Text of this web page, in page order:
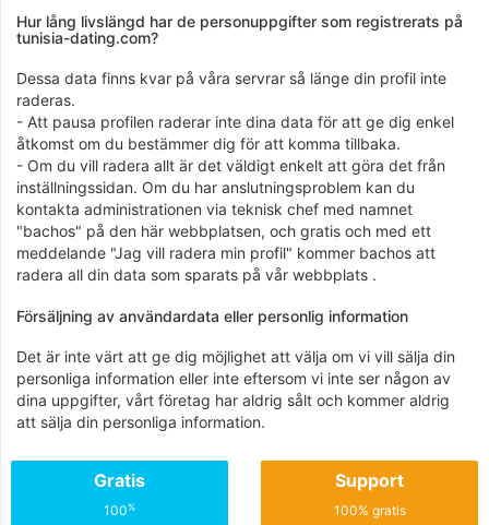
Hur lång livslängd har de personuppgifter som registrerats på
tunisia-dating.com?
Dessa data finns kvar på våra servrar så länge din profil inte
raderas.
- Att pausa profilen raderar inte dina data för att ge dig enkel
åtkomst om du bestämmer dig för att komma tillbaka.
- Om du vill radera allt är det väldigt enkelt att göra det från
inställningssidan. Om du har anslutningsproblem kan du
kontakta administrationen via teknisk chef med namnet
"bachos" på den här webbplatsen, och gratis och med ett
meddelande "Jag vill radera min profil" kommer bachos att
radera all din data som sparats på vår webbplats .
Försäljning av användardata eller personlig information
Det är inte värt att ge dig möjlighet att välja om vi vill sälja din
personliga information eller inte eftersom vi inte ser någon av
dina uppgifter, vårt företag har aldrig sålt och kommer aldrig
att sälja din personliga information.
Gratis
100%
Support
100% gratis